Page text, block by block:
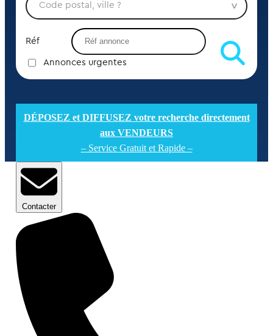
Réf
Annonces urgentes
DÉPOSEZ et DIFFUSEZ votre recherche directement
aux VENDEURS
– Service Gratuit et Rapide –
Contacter